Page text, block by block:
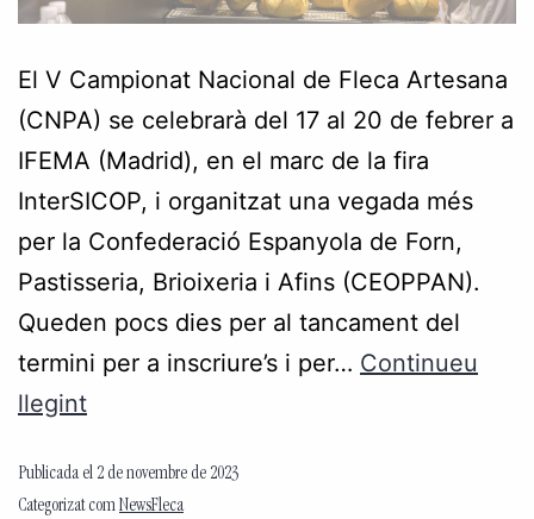
El V Campionat Nacional de Fleca Artesana
(CNPA) se celebrarà del 17 al 20 de febrer a
IFEMA (Madrid), en el marc de la fira
InterSICOP, i organitzat una vegada més
per la Confederació Espanyola de Forn,
Pastisseria, Brioixeria i Afins (CEOPPAN).
Queden pocs dies per al tancament del
termini per a inscriure’s i per… Continueu
llegint
Publicada el 2 de novembre de 2023
Categorizat comNewsFleca